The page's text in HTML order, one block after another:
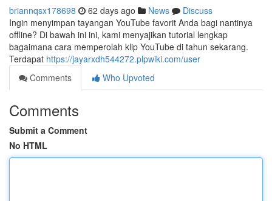
briannqsx178698 62 days ago News
Discuss
Ingin menyimpan tayangan YouTube favorit Anda bagi nantinya
offline? Di bawah ini ini, kami menyajikan tutorial lengkap
bagaimana cara memperolah klip YouTube di tahun sekarang.
Terdapat https://jayarxdh544272.plpwiki.com/user
Comments
Who Upvoted
Comments
Submit a Comment
No HTML